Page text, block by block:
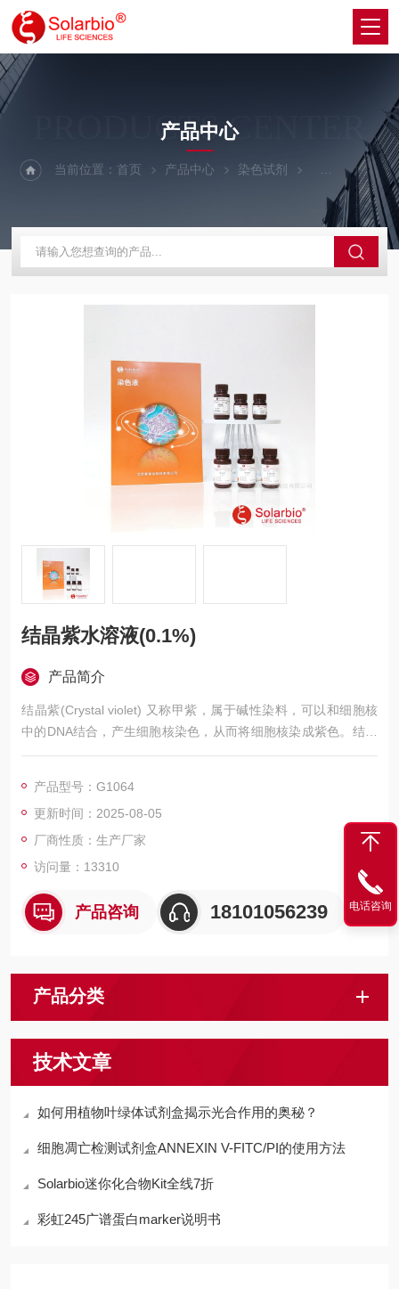
PRODUCTS CENTER
产品中心
当前位置：首页 产品中心 染色试剂 胞内组分染色液
结晶紫水溶液(0.1%)
产品简介
结晶紫(Crystal violet) 又称甲紫，属于碱性染料，可以和细胞核
中的DNA结合，产生细胞核染色，从而将细胞核染成紫色。结晶
紫在细胞学、组织学和细菌学等方面应用极广，是一种优良的染
产品型号：G1064
更新时间：2025-08-05
厂商性质：生产厂家
访问量：13310
产品咨询 18101056239
产品分类
技术文章
如何用植物叶绿体试剂盒揭示光合作用的奥秘？
细胞凋亡检测试剂盒ANNEXIN V-FITC/PI的使用方法
Solarbio迷你化合物Kit全线7折
彩虹245广谱蛋白marker说明书
电话咨询